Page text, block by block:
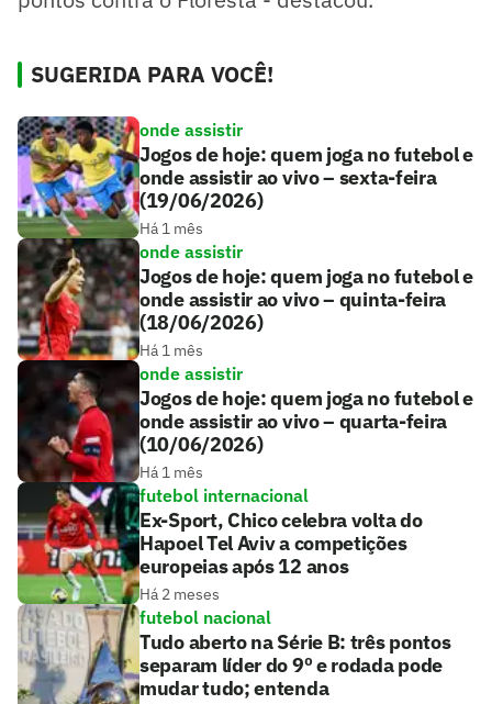
SUGERIDA PARA VOCÊ!
onde assistir
Jogos de hoje: quem joga no futebol e
onde assistir ao vivo – sexta-feira
(19/06/2026)
Há 1 mês
onde assistir
Jogos de hoje: quem joga no futebol e
onde assistir ao vivo – quinta-feira
(18/06/2026)
Há 1 mês
onde assistir
Jogos de hoje: quem joga no futebol e
onde assistir ao vivo – quarta-feira
(10/06/2026)
Há 1 mês
futebol internacional
Ex-Sport, Chico celebra volta do
Hapoel Tel Aviv a competições
europeias após 12 anos
Há 2 meses
futebol nacional
Tudo aberto na Série B: três pontos
separam líder do 9º e rodada pode
mudar tudo; entenda